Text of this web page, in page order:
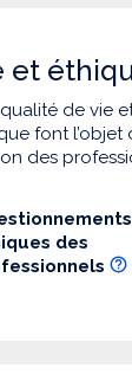
et
de vie
font
des
des